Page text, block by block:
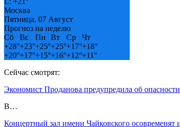
Москва
Пятница, 07 Август
Прогноз на неделю
Сб
Вс Пн Вт Ср
Чт
+28°+23°+25°+25°+17°+18°
+20°+17°+15°+16°+12°+11°
Сейчас смотрят:
Экономист Проданова предупредила об
В…
Концертный зал имени Чайковского осовременят